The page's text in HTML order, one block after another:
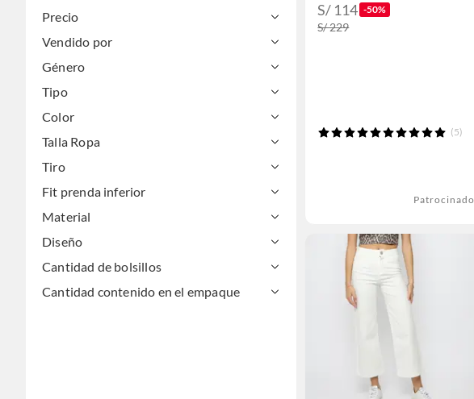
Precio
Vendido por
Género
Tipo
Color
Talla Ropa
Tiro
Fit prenda inferior
Material
Diseño
Cantidad de bolsillos
Cantidad contenido en el empaque
S/ 114 -50%
S/ 229
(5)
Patrocinado